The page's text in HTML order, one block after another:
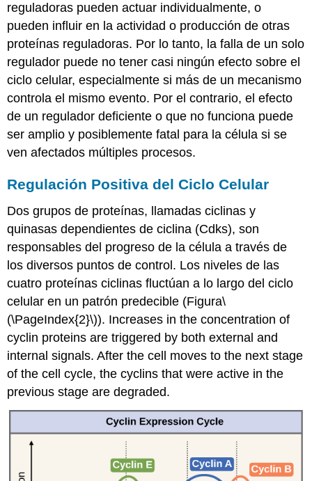
reguladoras pueden actuar individualmente, o
pueden influir en la actividad o producción de otras
proteínas reguladoras. Por lo tanto, la falla de un solo
regulador puede no tener casi ningún efecto sobre el
ciclo celular, especialmente si más de un mecanismo
controla el mismo evento. Por el contrario, el efecto
de un regulador deficiente o que no funciona puede
ser amplio y posiblemente fatal para la célula si se
ven afectados múltiples procesos.
Regulación Positiva del Ciclo Celular
Dos grupos de proteínas, llamadasciclinas y
quinasas dependientes de ciclina (Cdks), son
responsables del progreso de la célula a través de
los diversos puntos de control. Los niveles de las
cuatro proteínas ciclinas fluctúan a lo largo del ciclo
celular en un patrón predecible (Figura\
(\PageIndex{2}\)). Increases in the concentration of
cyclin proteins are triggered by both external and
internal signals. After the cell moves to the next stage
of the cell cycle, the cyclins that were active in the
previous stage are degraded.